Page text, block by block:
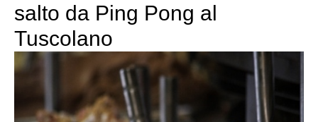
salto da Ping Pong al
Tuscolano